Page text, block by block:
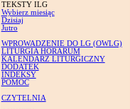
TEKSTY ILG
Wybierz miesiąc
Dzisiaj
Jutro
WPROWADZENIE DO LG (OWLG)
LITURGIA HORARUM
KALENDARZ LITURGICZNY
DODATEK
INDEKSY
POMOC
CZYTELNIA